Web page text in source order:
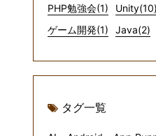
PHP勉強会(1)
ゲーム開発(1)
Java(2)
タグ一覧